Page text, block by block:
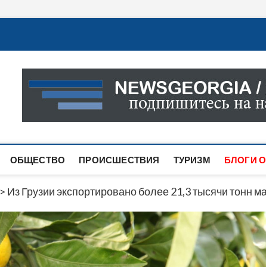
Новости Грузии
САМАЯ АКТУАЛЬНАЯ ИНФОРМАЦИЯ О СОБЫТИЯХ
САЙТЕ ВЫ НАЙДЕТЕ НОВОСТИ ПОЛИТИКИ,
ОБЩЕСТВО ПРОИСШЕСТВИЯ ТУРИЗМ БЛОГИ
> Из Грузии экспортировано более 21,3 тысячи тонн